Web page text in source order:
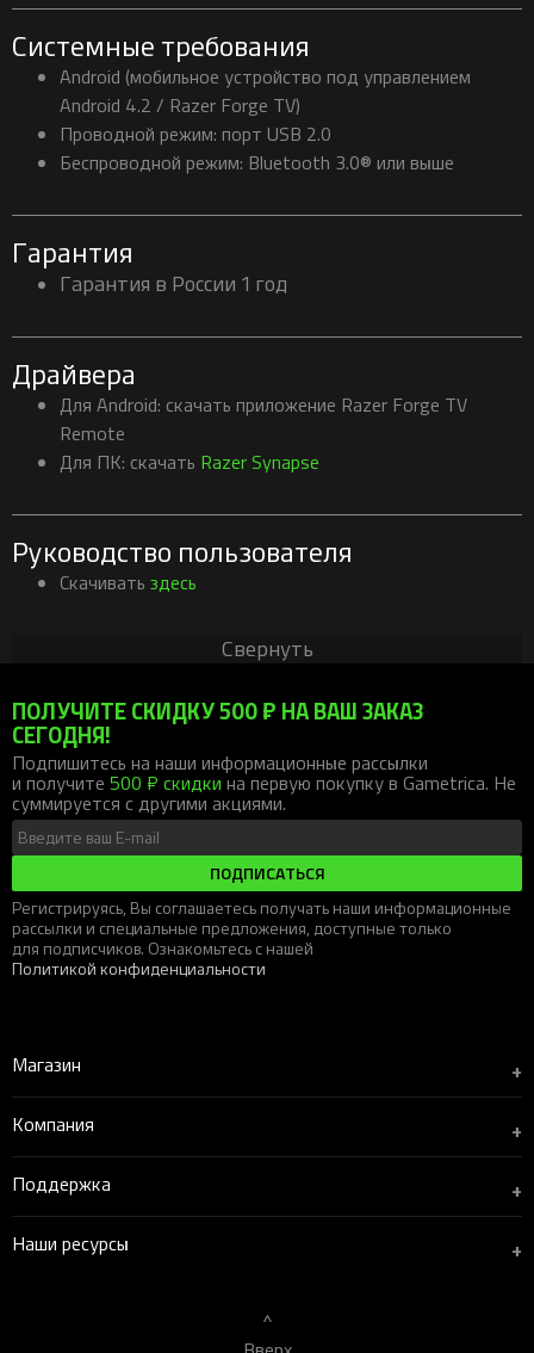
Системные требования
Android (мобильное устройство под управлением
Android 4.2 / Razer Forge TV)
Проводной режим: порт USB 2.0
Беспроводной режим: Bluetooth 3.0® или выше
Гарантия
Гарантия в России 1 год
Драйвера
Для Android: скачать приложение Razer Forge TV
Remote
Для ПК: скачать Razer Synapse
Руководство пользователя
Скачивать здесь
Свернуть
ПОЛУЧИТЕ СКИДКУ 500 ₽ НА ВАШ ЗАКАЗ
СЕГОДНЯ!
Подпишитесь на наши информационные рассылки
и получите 500 ₽ скидкина первую покупку в Gametrica. Не
суммируется с другими акциями.
ПОДПИСАТЬСЯ
Регистрируясь, Вы соглашаетесь получать наши информационные
рассылки и специальные предложения, доступные только
для подписчиков. Ознакомьтесь с нашей
Политикой конфиденциальности
Магазин +
Компания +
Поддержка +
Наши ресурсы +